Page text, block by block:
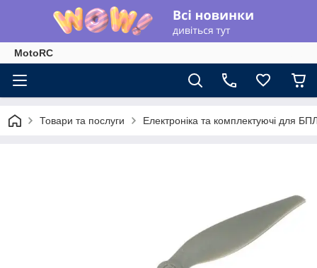
MotoRC
Товари та послуги Електроніка та комплектуючі для